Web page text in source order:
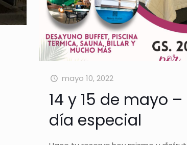
mayo 10, 2022
14 y 15 de mayo –
día especial